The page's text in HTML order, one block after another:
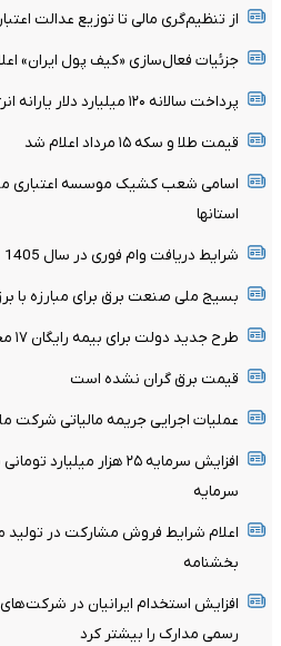
از تنظیم‌گری مالی تا توزیع عدالت
جزئیات فعال‌سازی «کیف پول ایران»
پرداخت سالانه ۱۲۰ میلیارد دلار یارانه انرژی
قیمت طلا و سکه ۱۵ مرداد اعلام شد
استانها
شرایط دریافت وام فوری در سال 1405
بسیج ملی صنعت برق برای مبارزه با
طرح جدید دولت برای بیمه رایگان ۱۷ محصول کشاورزی از مهر ماه
قیمت برق گران نشده است
عملیات اجرایی جریمه مالیاتی
افزایش سرمایه ۲۵ هزار
سرمایه
اعلام شرایط فروش مشارکت در تولید
بخشنامه
افزایش استخدام ایرانیان در شرکت‌های
رسمی مدارک را بیشتر کرد